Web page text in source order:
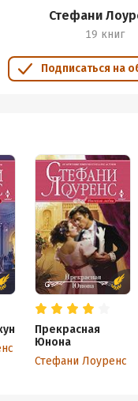
Стефани
19 книг
Подписаться на
Прекрасная
Юнона
Стефани Лоуренс